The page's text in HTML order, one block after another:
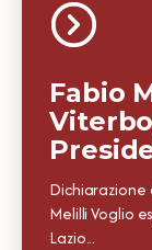
Fabio
Dichiarazione
Melilli Voglio
Lazio...